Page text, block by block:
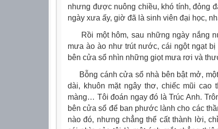
nhưng được nuông chiều, khó tính, đỏng
ngày xưa ấy, giờ đã là sinh viên đại học,
Rồi một hôm, sau những ngày nắng
mưa ào ào như trút nước, cái ngột ngạt
bên cửa sổ nhìn những giọt mưa rơi và
Bỗng cánh cửa sổ nhà bên bật mở,
dài, khuôn mặt ngây thơ, chiếc mũi cao
màng… Tôi đoán ngay đó là Trúc Anh.
bên cửa sổ để ban phước lành cho các
nào đó, nhưng chẳng thể cất thành lời,